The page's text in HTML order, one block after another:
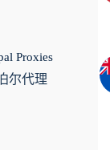
Proxies
尔代理